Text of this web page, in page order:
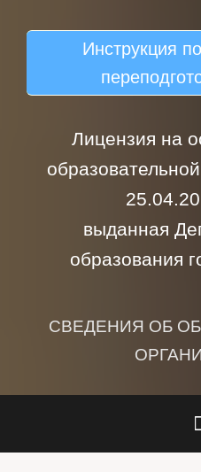
Инструкция
Лицензия на
выданная
образования
СВЕДЕНИЯ ОБ